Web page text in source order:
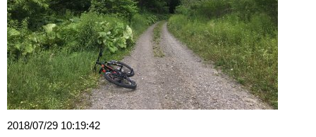
2018/07/29 10:19:42